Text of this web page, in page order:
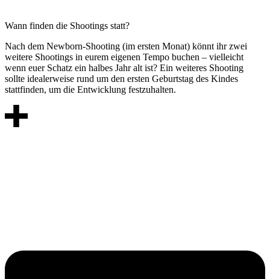
Wann finden die Shootings statt?
Nach dem Newborn-Shooting (im ersten Monat) könnt ihr zwei
weitere Shootings in eurem eigenen Tempo buchen – vielleicht
wenn euer Schatz ein halbes Jahr alt ist? Ein weiteres Shooting
sollte idealerweise rund um den ersten Geburtstag des Kindes
stattfinden, um die Entwicklung festzuhalten.